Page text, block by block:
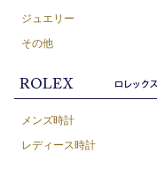
ジュエリー
その他
メンズ時計
レディース時計